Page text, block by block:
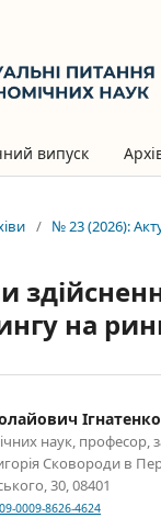
випуск
/ № 23 (2026):
на
Ігнатенко
наук, професор,
Сковороди в
30, 08401
0009-8626-4624